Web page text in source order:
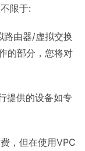
限于:
路由器/虚拟交换
的部分，您将对
提供的设备如专
，但在使用VPC